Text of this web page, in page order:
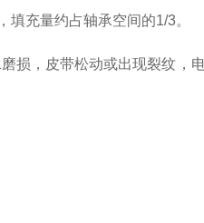
填充量约占轴承空间的1/3。
损，皮带松动或出现裂纹，